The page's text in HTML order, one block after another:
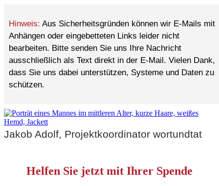
Hinweis: Aus Sicherheitsgründen können wir E-Mails mit
Anhängen oder eingebetteten Links leider nicht
bearbeiten. Bitte senden Sie uns Ihre Nachricht
ausschließlich als Text direkt in der E-Mail. Vielen Dank,
dass Sie uns dabei unterstützen, Systeme und Daten zu
schützen.
Jakob Adolf, Projektkoordinator wortundtat
Helfen Sie jetzt mit Ihrer Spende